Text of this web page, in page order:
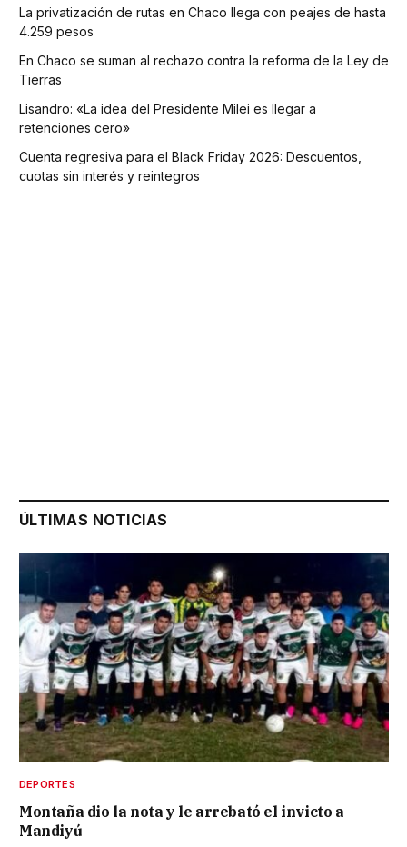
La privatización de rutas en Chaco llega con peajes de hasta
4.259 pesos
En Chaco se suman al rechazo contra la reforma de la Ley de
Tierras
Lisandro: «La idea del Presidente Milei es llegar a
retenciones cero»
Cuenta regresiva para el Black Friday 2026: Descuentos,
cuotas sin interés y reintegros
ÚLTIMAS NOTICIAS
DEPORTES
Montaña dio la nota y le arrebató el invicto a
Mandiyú